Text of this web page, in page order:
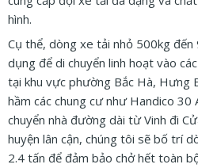
hình.
Cụ thể, dòng xe tải nhỏ 500kg
dụng để di chuyển linh hoạt vào
tại khu vực phường Bắc Hà, Hưng
hầm các chung cư như Handico 30
chuyển nhà đường dài từ Vinh đi
huyện lân cận, chúng tôi sẽ bố trí
2.4 tấn để đảm bảo chở hết toàn